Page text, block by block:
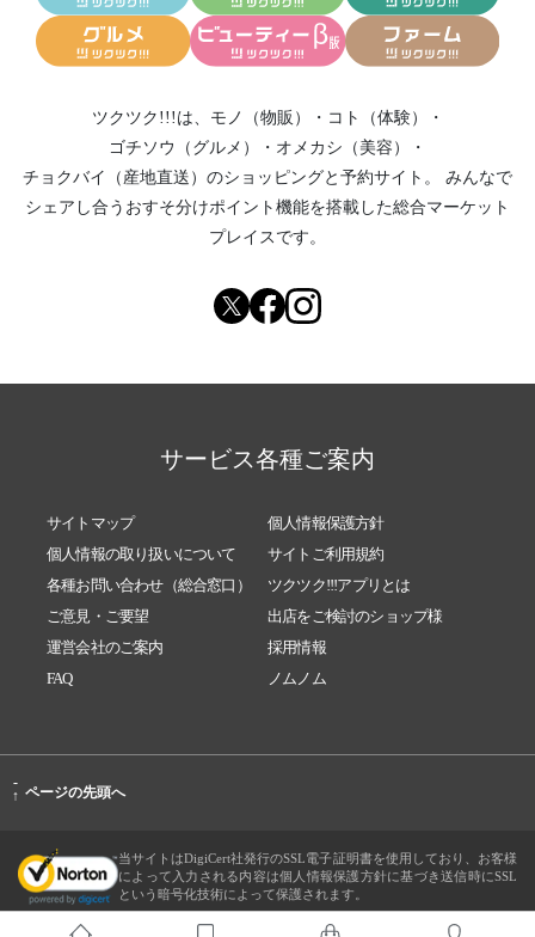
ツクツク!!!は、 モノ（物販） ・ コト（体験）
・
ゴチソウ（グルメ）
・ オメカシ（美容）
・
チョクバイ（産地直送） のショッピングと予約サイト。
みんなで
シェアし合う おすそ分けポイント機能を搭載した総合マーケット
プレイスです。
サービス各種ご案内
サイトマップ
個人情報保護方針
個人情報の取り扱いについて
サイトご利用規約
各種お問い合わせ（総合窓口）
ツクツク!!!アプリとは
ご意見・ご要望
出店をご検討のショップ様
運営会社のご案内
採用情報
FAQ
ノムノム
-
↑ ページの先頭へ
当サイトはDigiCert社発行のSSL電子証明書を使用しており、お客様
によって入力される内容は個人情報保護方針に基づき送信時にSSL
という暗号化技術によって保護されます。